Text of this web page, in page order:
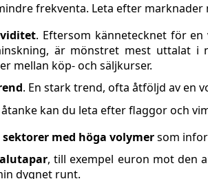
frekventa. Leta efter marknader
. Eftersom kännetecknet för
är mönstret mest uttalat i
mellan köp- och säljkurser.
. En stark trend, ofta åtföljd av en
kan du leta efter flaggor och
med höga volymersom
, till exempel euron mot den
dygnet runt.